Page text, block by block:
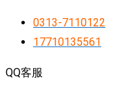
0313-7110122
17710135561
QQ客服